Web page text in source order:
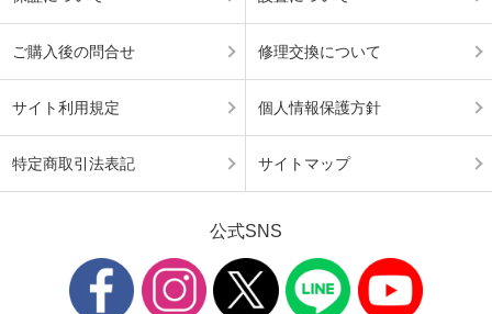
ご購入後の問合せ 修理交換について
サイト利用規定 個人情報保護方針
特定商取引法表記 サイトマップ
公式SNS